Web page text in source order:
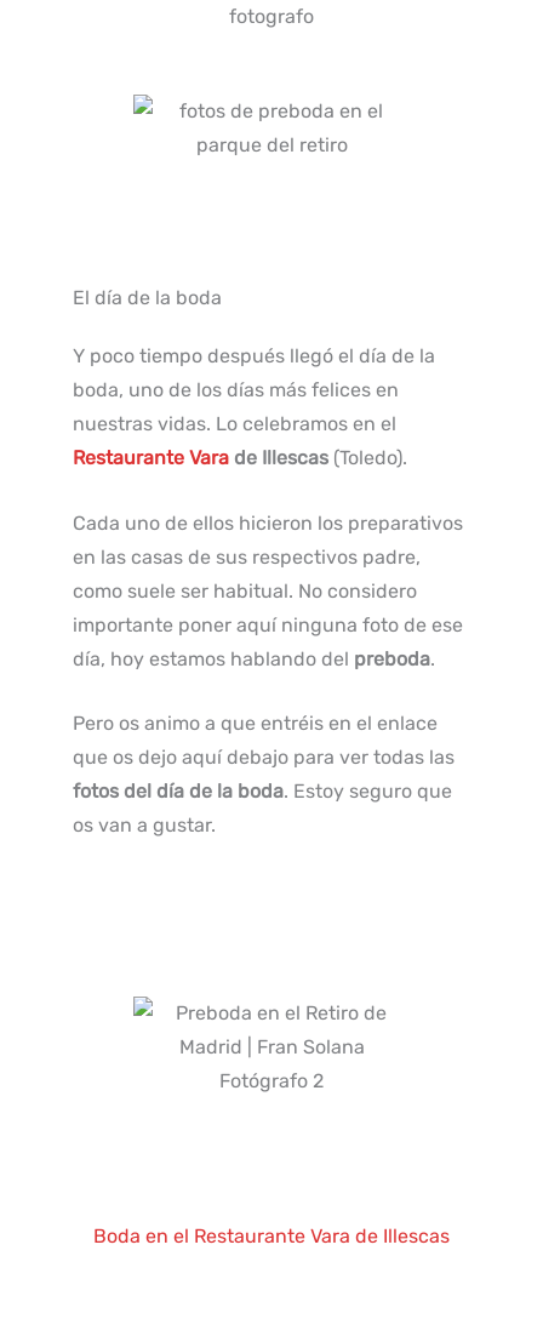
El día de la boda
Y poco tiempo después llegó el día de la
boda, uno de los días más felices en
nuestras vidas. Lo celebramos en el
Restaurante Vara de Illescas (Toledo).
Cada uno de ellos hicieron los preparativos
en las casas de sus respectivos padre,
como suele ser habitual. No considero
importante poner aquí ninguna foto de ese
día, hoy estamos hablando del preboda.
Pero os animo a que entréis en el enlace
que os dejo aquí debajo para ver todas las
fotos del día de la boda. Estoy seguro que
os van a gustar.
Boda en el Restaurante Vara de Illescas